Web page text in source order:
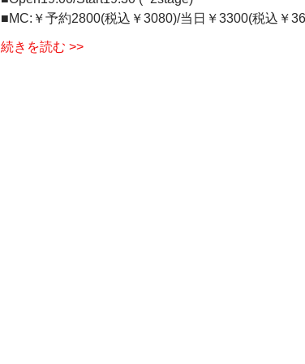
■MC:￥予約2800(税込￥3080)/当日￥3300(税込￥
続きを読む >>